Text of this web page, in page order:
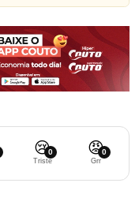
😢0
Triste
😡0
Grr